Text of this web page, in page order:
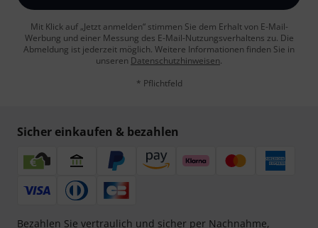
Mit Klick auf „Jetzt anmelden“ stimmen Sie dem Erhalt von E-Mail-
Werbung und einer Messung des E-Mail-Nutzungsverhaltens zu. Die
Abmeldung ist jederzeit möglich. Weitere Informationen finden Sie in
unseren Datenschutzhinweisen.
* Pflichtfeld
Sicher einkaufen & bezahlen
Bezahlen Sie vertraulich und sicher per Nachnahme,